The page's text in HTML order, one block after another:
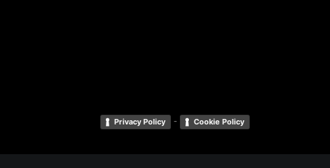
Privacy Policy - Cookie Policy